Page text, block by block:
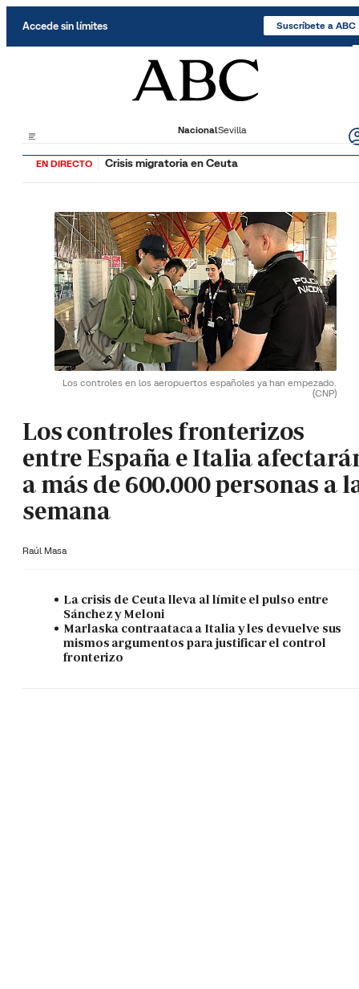
Accede sin límites Suscríbete a ABC
NacionalSevilla
EN DIRECTO Crisis migratoria en Ceuta
Los controles en los aeropuertos españoles ya han empezado.
(CNP)
Los controles fronterizos
entre España e Italia
a más de 600.000 personas a
semana
Raúl Masa
La crisis de Ceuta lleva al límite el pulso entre
Sánchez y Meloni
Marlaska contraataca a Italia y les devuelve sus
mismos argumentos para justificar el control
fronterizo